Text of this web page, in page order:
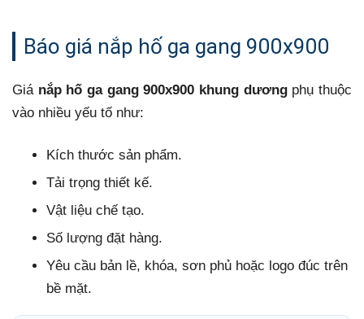
Báo giá nắp hố ga gang 900x900
Giá nắp hố ga gang 900x900 khung dươngphụ thuộc
vào nhiều yếu tố như:
Kích thước sản phẩm.
Tải trọng thiết kế.
Vật liệu chế tạo.
Số lượng đặt hàng.
Yêu cầu bản lề, khóa, sơn phủ hoặc logo đúc trên
bề mặt.